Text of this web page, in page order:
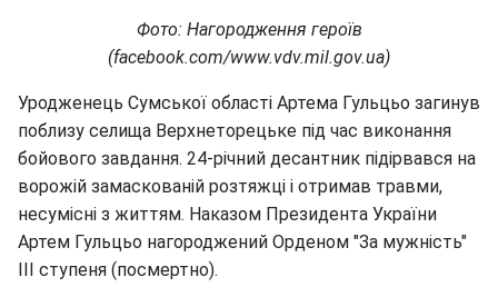
Фото: Нагородження героїв
(facebook.com/www.vdv.mil.gov.ua)
Уродженець Сумської області Артема Гульцьо загинув
поблизу селища Верхнеторецьке під час виконання
бойового завдання. 24-річний десантник підірвався на
ворожій замаскованій розтяжці і отримав травми,
несумісні з життям. Наказом Президента України
Артем Гульцьо нагороджений Орденом "За мужність"
III ступеня (посмертно).